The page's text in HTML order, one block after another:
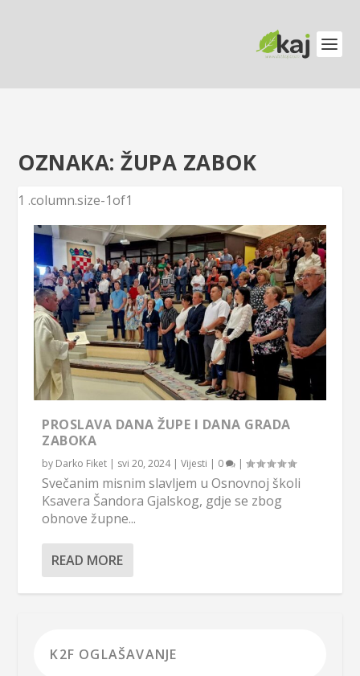
OZNAKA:ŽUPA ZABOK
PROSLAVA DANA ŽUPE I DANA GRADA
ZABOKA
by Darko Fiket | svi 20, 2024|Vijesti | 0 |
Svečanim misnim slavljem u Osnovnoj školi
Ksavera Šandora Gjalskog, gdje se zbog
obnove župne...
READ MORE